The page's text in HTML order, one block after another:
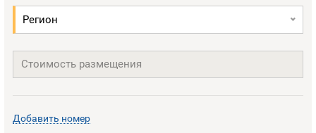
Регион
Стоимость размещения
Добавить номер